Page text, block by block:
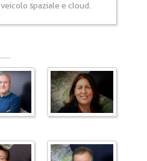
spaziale e cloud.